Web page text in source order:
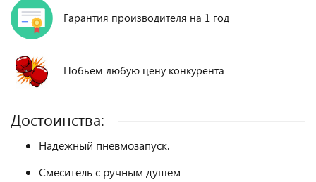
Гарантия производителя на 1 год
Побьем любую цену конкурента
Достоинства:
Надежный пневмозапуск.
Смеситель с ручным душем